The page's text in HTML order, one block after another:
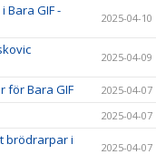
Bara GIF -
2025-04-10
2025-04-09
för Bara GIF 2025-04-07
2025-04-07
brödrarpar i
2025-04-07